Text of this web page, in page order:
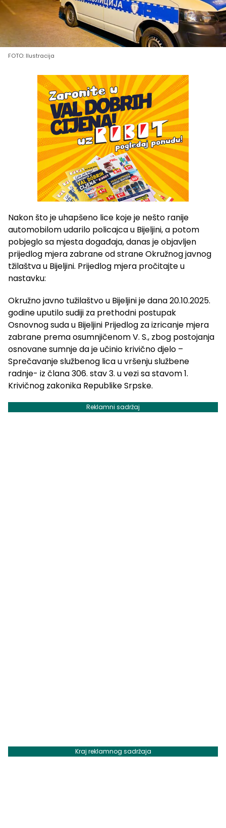
FOTO: Ilustracija
Nakon što je uhapšeno lice koje je nešto ranije
automobilom udarilo policajca u Bijeljini, a potom
pobjeglo sa mjesta događaja, danas je objavljen
prijedlog mjera zabrane od strane Okružnog javnog
tžilaštva u Bijeljini. Prijedlog mjera pročitajte u
nastavku:
Okružno javno tužilaštvo u Bijeljini je dana 20.10.2025.
godine uputilo sudiji za prethodni postupak
Osnovnog suda u Bijeljini Prijedlog za izricanje mjera
zabrane prema osumnjičenom V. S., zbog postojanja
osnovane sumnje da je učinio krivično djelo –
Sprečavanje službenog lica u vršenju službene
radnje- iz člana 306. stav 3. u vezi sa stavom 1.
Krivičnog zakonika Republike Srpske.
Reklamni sadržaj
Kraj reklamnog sadržaja